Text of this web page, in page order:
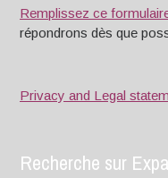
Remplissez ce
répondrons dès que
Privacy and Legal
Recherche sur